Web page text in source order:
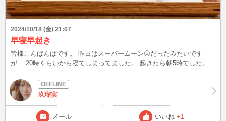
2024/10/18 (金) 21:07
早寝早起き
皆様こんばんはです。 昨日はスーパームーン🌝だったみたいです
が… 20時くらいから寝てしまってました。 起きたら朝5時でした。
くらいから寝てしまうので…ここ2.3日お風呂が朝風呂♨️になってしま
ってます。 お風呂はやっぱり夜に入らなきゃですね。 そんなこんな
で、かき氷部🍧🥄してきました。 しろくまのかき氷🐻‍❄️ びっくりす
るくらい、美味しくなかったです！ ハズレのかき氷久しぶりでした
玖瑠実
メール いいね +1